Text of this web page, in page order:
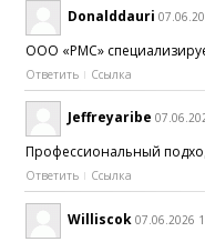
Donalddauri
ООО «РМС»
Ответить Ссылка
Jeffreyaribe
Профессиональный
Ответить Ссылка
Williscok 07.06.2026